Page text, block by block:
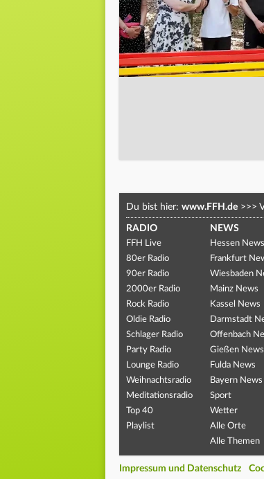
Du bist hier: www.FFH.de >>>
RADIO
FFH Live
80er Radio
90er Radio
2000er Radio
Rock Radio
Oldie Radio
Schlager Radio
Party Radio
Lounge Radio
Weihnachtsradio
Meditationsradio
Top 40
Playlist
NEWS
Hessen News
Frankfurt
Wiesbaden
Mainz News
Kassel News
Darmstadt
Offenbach
Gießen News
Fulda News
Bayern News
Sport
Wetter
Alle Orte
Alle Themen
Impressum und Datenschutz